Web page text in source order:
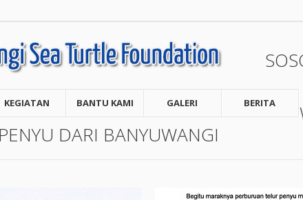
KEGIATAN BANTU KAMI GALERI BERITA
DARI BANYUWANGI